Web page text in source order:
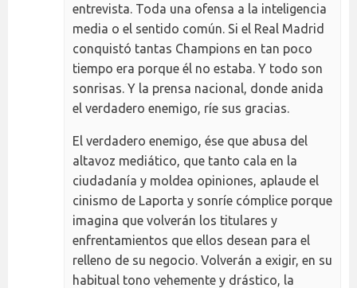
entrevista. Toda una ofensa a la inteligencia
media o el sentido común. Si el Real Madrid
conquistó tantas Champions en tan poco
tiempo era porque él no estaba. Y todo son
sonrisas. Y la prensa nacional, donde anida
el verdadero enemigo, ríe sus gracias.
El verdadero enemigo, ése que abusa del
altavoz mediático, que tanto cala en la
ciudadanía y moldea opiniones, aplaude el
cinismo de Laporta y sonríe cómplice porque
imagina que volverán los titulares y
enfrentamientos que ellos desean para el
relleno de su negocio. Volverán a exigir, en su
habitual tono vehemente y drástico, la